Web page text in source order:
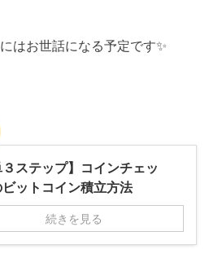
はお世話になる予定です✨
３ステップ】コインチェッ
ットコイン積立方法
続きを見る